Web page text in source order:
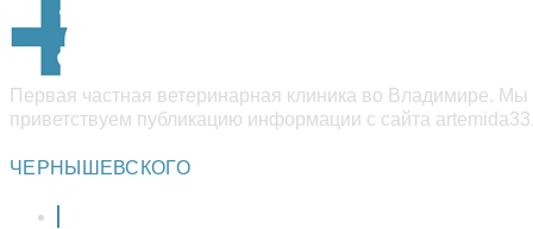
Первая частная ветеринарная клиника во Владимире.
приветствуем публикацию информации с сайта
ЧЕРНЫШЕВСКОГО